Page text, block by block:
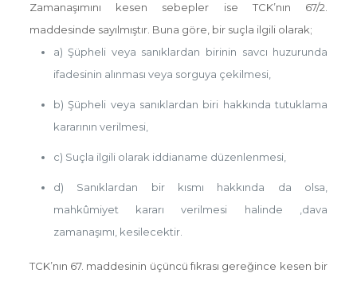
Zamanaşımını kesen sebepler ise TCK’nın 67/2.
maddesinde sayılmıştır. Buna göre, bir suçla ilgili olarak;
a) Şüpheli veya sanıklardan birinin savcı huzurunda
ifadesinin alınması veya sorguya çekilmesi,
b) Şüpheli veya sanıklardan biri hakkında tutuklama
kararının verilmesi,
c) Suçla ilgili olarak iddianame düzenlenmesi,
d) Sanıklardan bir kısmı hakkında da olsa,
mahkûmiyet kararı verilmesi halinde ,dava
zamanaşımı,kesilecektir.
TCK’nın 67. maddesinin üçüncü fıkrası gereğince kesen bir